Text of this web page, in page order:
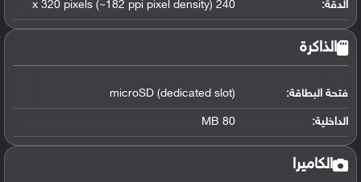
الدقة: 240 x 320 pixels (~182 ppi pixel density)
الذاكرة
فتحة البطاقة: microSD (dedicated slot)
الداخلية: 80 MB
الكاميرا